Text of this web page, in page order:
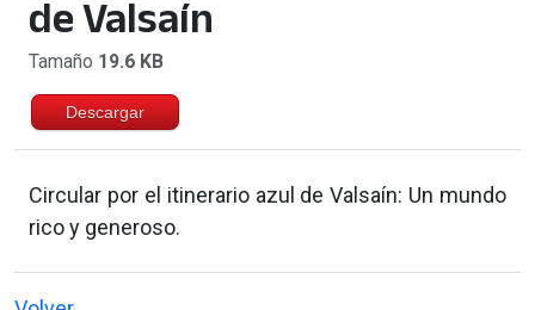
de Valsaín
Tamaño 19.6 KB
Descargar
Circular por el itinerario azul de Valsaín: Un mundo
rico y generoso.